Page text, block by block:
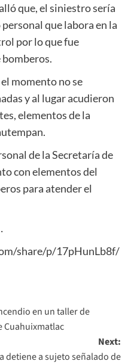
que, el siniestro sería
que labora en la
por lo que fue
bomberos.
momento no se
y al lugar acudieron
elementos de la
de la Secretaría de
con elementos del
para atender el
share/p/17pHunLb8f/
en un taller de
Cuahuixmatlac
Next:
detiene a sujeto señalado de